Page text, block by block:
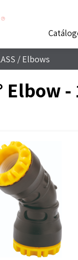
/ Elbows
Elbow